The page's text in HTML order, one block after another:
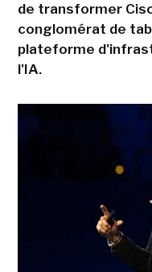
de transformer
conglomérat de
plateforme
l'IA.